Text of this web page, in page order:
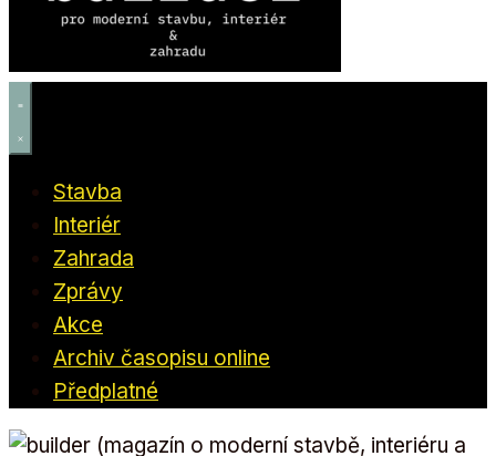
Stavba
Interiér
Zahrada
Zprávy
Akce
Archiv časopisu online
Předplatné